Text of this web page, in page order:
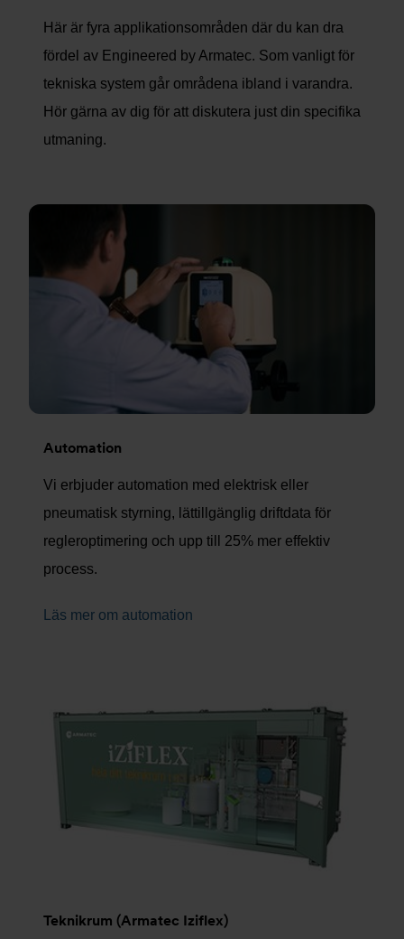
Här är fyra applikationsområden där du kan dra
fördel av Engineered by Armatec. Som vanligt för
tekniska system går områdena ibland i varandra.
Hör gärna av dig för att diskutera just din specifika
utmaning.
Automation
Vi erbjuder automation med elektrisk eller
pneumatisk styrning, lättillgänglig driftdata för
regleroptimering och upp till 25% mer effektiv
process.
Läs mer om automation
Teknikrum (Armatec Iziflex)